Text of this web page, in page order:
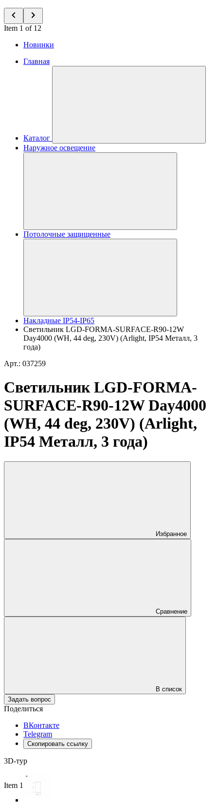
Item 1 of 12
Новинки
Главная
Каталог
Наружное освещение
Потолочные защищенные
Накладные IP54-IP65
Светильник LGD-FORMA-SURFACE-R90-12W
Day4000 (WH, 44 deg, 230V) (Arlight, IP54 Металл, 3
года)
Арт.: 037259
Светильник LGD-FORMA-
SURFACE-R90-12W Day4000
(WH, 44 deg, 230V) (Arlight,
IP54 Металл, 3 года)
Избранное
Сравнение
В список
Задать вопрос
Поделиться
ВКонтакте
Telegram
Скопировать ссылку
3D-тур
Item 1 of 3